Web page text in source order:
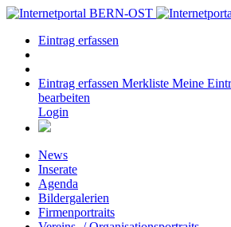
Eintrag erfassen
Eintrag erfassen Merkliste Meine
bearbeiten
Login
News
Inserate
Agenda
Bildergalerien
Firmenportraits